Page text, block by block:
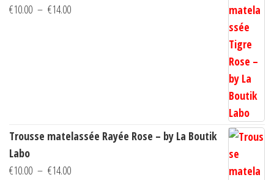
page
du
produit
€10.00 – €14.00Plage
Trousse matelassée Rayée Rose – by La Boutik
Labo
€10.00 – €14.00Plage